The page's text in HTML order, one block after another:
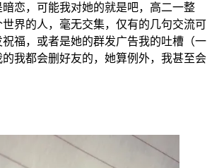
恋，可能我对她的就是吧，高二一整
界的人，毫无交集，仅有的几句交流可
福，或者是她的群发广告我的吐槽（一
我都会删好友的，她算例外，我甚至会